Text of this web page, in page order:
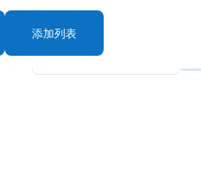
添加列表
By: